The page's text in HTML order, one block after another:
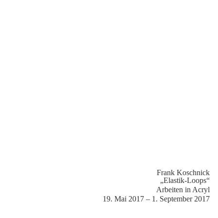
Frank Koschnick
„Elastik-Loops“
Arbeiten in Acryl
19. Mai 2017 – 1. September 2017